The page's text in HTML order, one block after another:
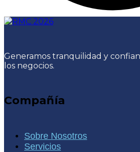
Generamos tranquilidad y
los negocios.
Compañía
Sobre Nosotros
Servicios